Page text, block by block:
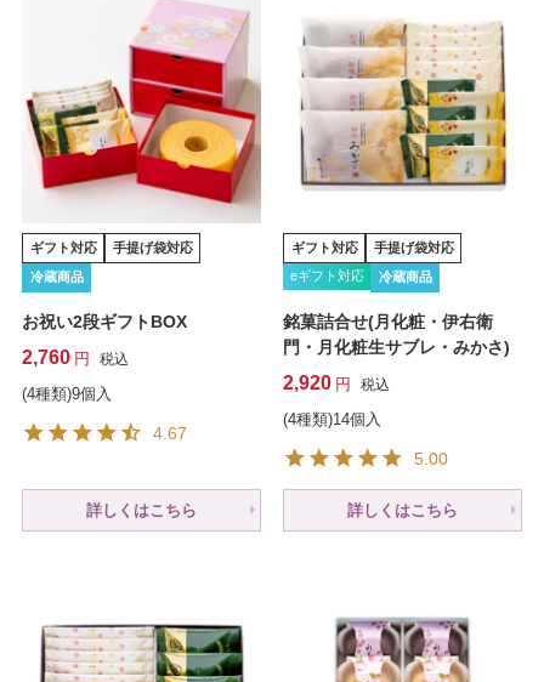
ギフト対応 手提げ袋対応
冷蔵商品
お祝い2段ギフトBOX
2,760 税込
(4種類)9個入
4.67
詳しくはこちら
ギフト対応
手提げ袋対応
eギフト対応
冷蔵商品
銘菓詰合せ(月化粧・伊右衛
門・月化粧生サブレ・みかさ)
2,920 税込
(4種類)14個入
5.00
詳しくはこちら